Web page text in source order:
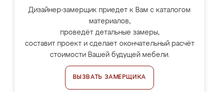
Дизайнер-замерщик приедет к Вам с каталогом
материалов,
проведёт детальные замеры,
составит проект и сделает окончательный расчёт
стоимости Вашей будущей мебели.
ВЫЗВАТЬ ЗАМЕРЩИКА